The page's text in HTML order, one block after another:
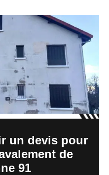
un devis pour
de
91